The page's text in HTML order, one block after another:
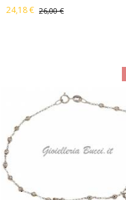
24,18 € 26,00 €